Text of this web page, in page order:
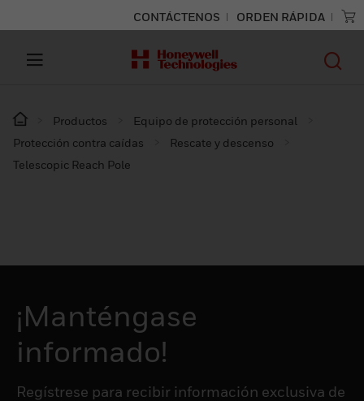
CONTÁCTENOS ORDEN RÁPIDA
Productos
Equipo de protección personal
Protección contra caídas
Rescate y descenso
Telescopic Reach Pole
¡Manténgase
informado!
Regístrese para recibir información exclusiva de